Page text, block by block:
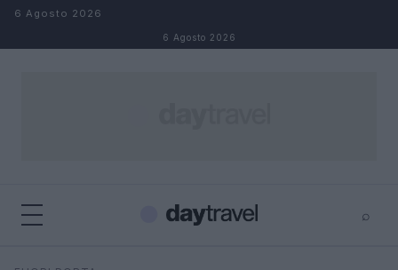
Salta al contenuto
6 Agosto 2026
6 Agosto 2026
⌕